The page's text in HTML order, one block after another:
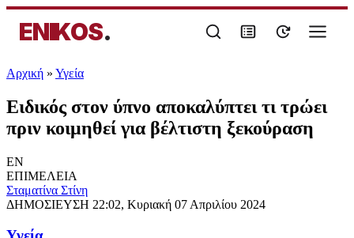
ENIKOS.
Αρχική » Υγεία
Ειδικός στον ύπνο αποκαλύπτει τι τρώει
πριν κοιμηθεί για βέλτιστη ξεκούραση
EN
ΕΠΙΜΕΛΕΙΑ
Σταματίνα Στίνη
ΔΗΜΟΣΙΕΥΣΗ 22:02, Κυριακή 07 Απριλίου 2024